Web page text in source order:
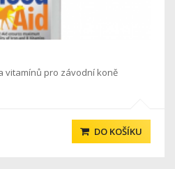
vitamínů pro závodní koně
DO KOŠÍKU